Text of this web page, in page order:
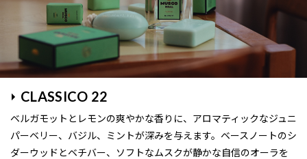
CLASSICO 22
ベルガモットとレモンの爽やかな香りに、アロマティックなジュニ
パーベリー、バジル、ミントが深みを与えます。ベースノートのシ
ダーウッドとベチバー、ソフトなムスクが静かな自信のオーラを